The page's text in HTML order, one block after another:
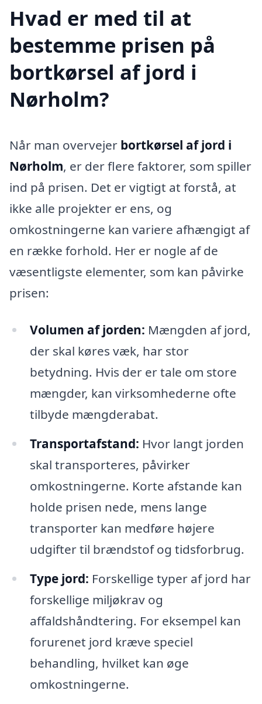
Hvad er med til at
bestemme prisen på
bortkørsel af jord i
Nørholm?
Når man overvejer bortkørsel af jord i
Nørholm, er der flere faktorer, som spiller
ind på prisen. Det er vigtigt at forstå, at
ikke alle projekter er ens, og
omkostningerne kan variere afhængigt af
en række forhold. Her er nogle af de
væsentligste elementer, som kan påvirke
prisen:
Volumen af jorden: Mængden af jord,
der skal køres væk, har stor
betydning. Hvis der er tale om store
mængder, kan virksomhederne ofte
tilbyde mængderabat.
Transportafstand: Hvor langt jorden
skal transporteres, påvirker
omkostningerne. Korte afstande kan
holde prisen nede, mens lange
transporter kan medføre højere
udgifter til brændstof og tidsforbrug.
Type jord: Forskellige typer af jord har
forskellige miljøkrav og
affaldshåndtering. For eksempel kan
forurenet jord kræve speciel
behandling, hvilket kan øge
omkostningerne.